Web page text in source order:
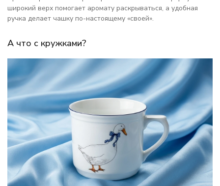
широкий верх помогает аромату раскрываться, а удобная
ручка делает чашку по-настоящему «своей».
А что с кружками?